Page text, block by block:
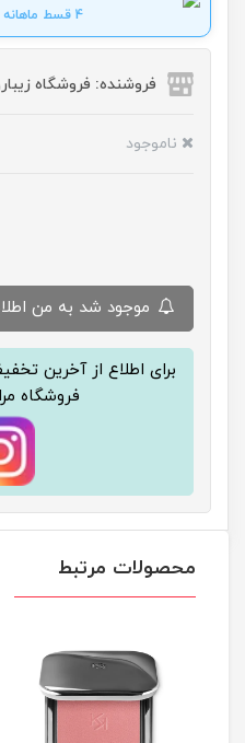
4 قسط ماهانه بدون سود ، چک و ضامن .
فروشنده: فروشگاه
ناموجود
برای اطلاع از آخرین
فروشگاه
محصولات مرتبط